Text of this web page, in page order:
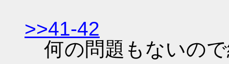
>>41-42
何の問題もないの